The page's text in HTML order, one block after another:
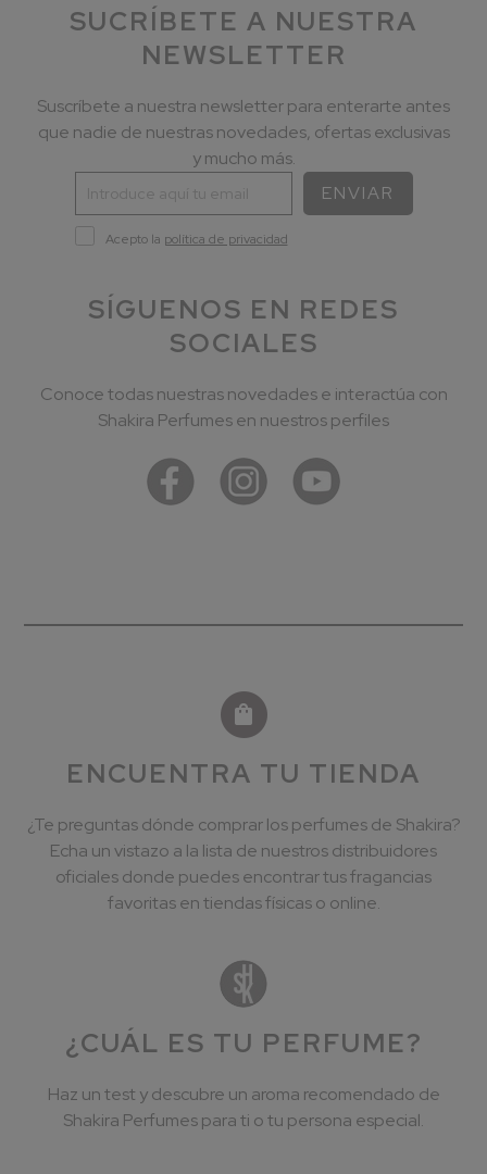
SUCRÍBETE A NUESTRA
NEWSLETTER
Suscríbete a nuestra newsletter para enterarte antes
que nadie de nuestras novedades, ofertas exclusivas
y mucho más.
ENVIAR
Acepto la política de privacidad
SÍGUENOS EN REDES
SOCIALES
Conoce todas nuestras novedades e interactúa con
Shakira Perfumes en nuestros perfiles
ENCUENTRA TU TIENDA
¿Te preguntas dónde comprar los perfumes de Shakira?
Echa un vistazo a la lista de nuestros distribuidores
oficiales donde puedes encontrar tus fragancias
favoritas en tiendas físicas o online.
¿CUÁL ES TU PERFUME?
Haz un test y descubre un aroma recomendado de
Shakira Perfumes para ti o tu persona especial.